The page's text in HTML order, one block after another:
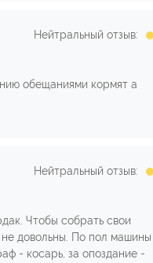
Нейтральный отзыв:
обещаниями кормят а
Нейтральный отзыв:
Чтобы собрать свои
не довольны. По пол машины
- косарь, за опоздание -